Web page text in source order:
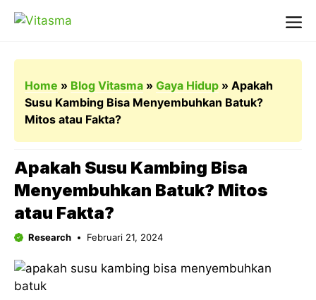
Home » Blog Vitasma » Gaya Hidup » Apakah
Susu Kambing Bisa Menyembuhkan Batuk?
Mitos atau Fakta?
Apakah Susu Kambing Bisa
Menyembuhkan Batuk? Mitos
atau Fakta?
Research Februari 21, 2024